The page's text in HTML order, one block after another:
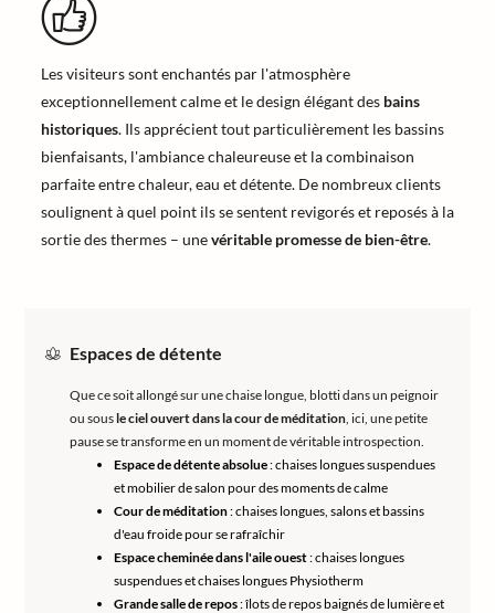
Les visiteurs sont enchantés par l'atmosphère
exceptionnellement calme et le design élégant des bains
historiques. Ils apprécient tout particulièrement les bassins
bienfaisants, l'ambiance chaleureuse et la combinaison
parfaite entre chaleur, eau et détente. De nombreux clients
soulignent à quel point ils se sentent revigorés et reposés à la
sortie des thermes – unevéritable promesse de bien-être.
Espaces de détente
Que ce soit allongé sur une chaise longue, blotti dans un peignoir
ou sousle ciel ouvert dans la cour de méditation, ici, une petite
pause se transforme en un moment de véritable introspection.
Espace de détente absolue: chaises longues suspendues
et mobilier de salon pour des moments de calme
Cour de méditation: chaises longues, salons et bassins
d'eau froide pour se rafraîchir
Espace cheminée dans l'aile ouest: chaises longues
suspendues et chaises longues Physiotherm
Grande salle de repos: îlots de repos baignés de lumière et